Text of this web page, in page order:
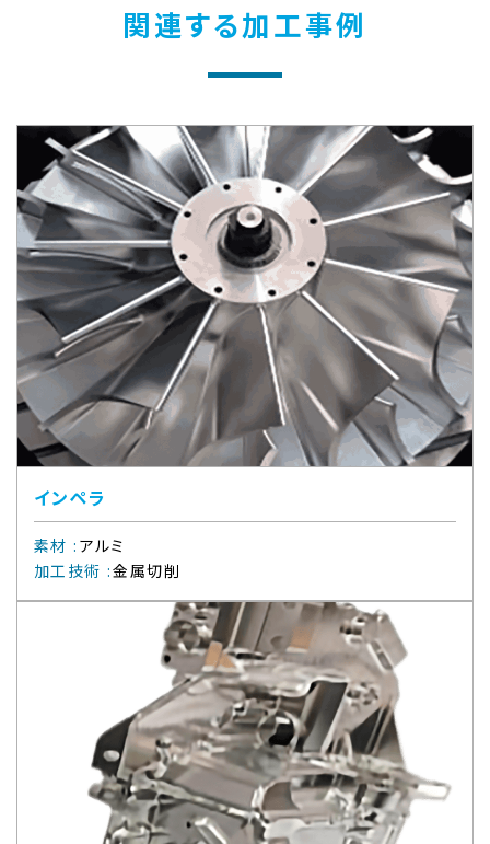
関連する加工事例
インペラ
素材 : アルミ
加工技術 :金属切削